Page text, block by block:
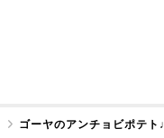
ゴーヤのアンチョビポテ